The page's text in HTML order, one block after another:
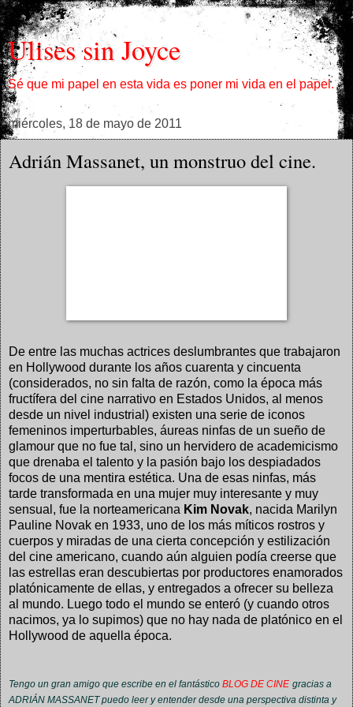
Ulises sin Joyce
Sé que mi papel en esta vida es poner mi vida en el papel.
miércoles, 18 de mayo de 2011
Adrián Massanet, un monstruo del cine.
De entre las muchas actrices deslumbrantes que trabajaron
en Hollywood durante los años cuarenta y cincuenta
(considerados, no sin falta de razón, como la época más
fructífera del cine narrativo en Estados Unidos, al menos
desde un nivel industrial) existen una serie de iconos
femeninos imperturbables, áureas ninfas de un sueño de
glamour que no fue tal, sino un hervidero de academicismo
que drenaba el talento y la pasión bajo los despiadados
focos de una mentira estética. Una de esas ninfas, más
tarde transformada en una mujer muy interesante y muy
sensual, fue la norteamericana Kim Novak, nacida Marilyn
Pauline Novak en 1933, uno de los más míticos rostros y
cuerpos y miradas de una cierta concepción y estilización
del cine americano, cuando aún alguien podía creerse que
las estrellas eran descubiertas por productores enamorados
platónicamente de ellas, y entregados a ofrecer su belleza
al mundo. Luego todo el mundo se enteró (y cuando otros
nacimos, ya lo supimos) que no hay nada de platónico en el
Hollywood de aquella época.
Tengo un gran amigo que escribe en el fantástico BLOG DE CINE gracias a
ADRIÁN MASSANET puedo leer y entender desde una perspectiva distinta y